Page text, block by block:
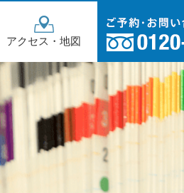
アクセス・地図